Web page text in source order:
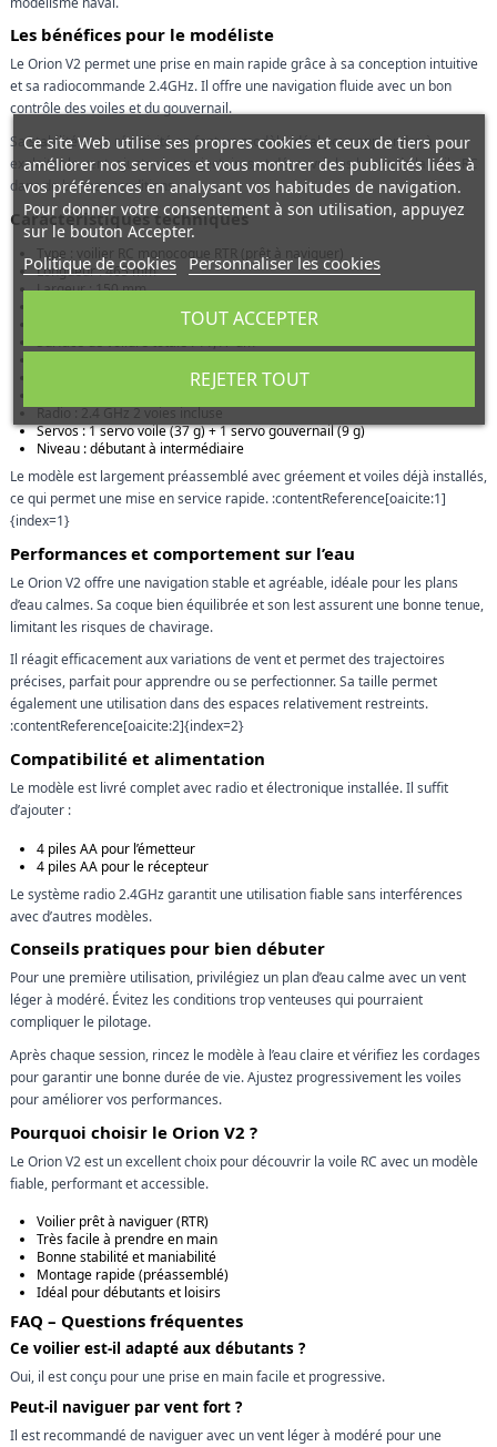
Les bénéfices pour le modéliste
Le Orion V2 permet une prise en main rapide grâce à sa conception intuitive
et sa radiocommande 2.4GHz. Il offre une navigation fluide avec un bon
contrôle des voiles et du gouvernail.
Sa stabilité et sa réactivité en font un modèle idéal pour apprendre à
exploiter le vent, ajuster les trajectoires et découvrir les bases de la voile RC
dans de bonnes conditions.
Caractéristiques techniques
Type : voilier RC monocoque RTR (prêt à naviguer)
Longueur : 465 mm
Largeur : 150 mm
Surface de voilure totale : 11,17 dm²
Mât et bômes : fibre de verre
Quille : lest en alliage de zinc
Radio : 2.4 GHz 2 voies incluse
Servos : 1 servo voile (37 g) + 1 servo gouvernail (9 g)
Niveau : débutant à intermédiaire
Le modèle est largement préassemblé avec gréement et voiles déjà installés,
ce qui permet une mise en service rapide. :contentReference[oaicite:1]
{index=1}
Performances et comportement sur l’eau
Le Orion V2 offre une navigation stable et agréable, idéale pour les plans
d’eau calmes. Sa coque bien équilibrée et son lest assurent une bonne tenue,
limitant les risques de chavirage.
Il réagit efficacement aux variations de vent et permet des trajectoires
précises, parfait pour apprendre ou se perfectionner. Sa taille permet
également une utilisation dans des espaces relativement restreints.
:contentReference[oaicite:2]{index=2}
Compatibilité et alimentation
Le modèle est livré complet avec radio et électronique installée. Il suffit
d’ajouter :
4 piles AA pour l’émetteur
4 piles AA pour le récepteur
Le système radio 2.4GHz garantit une utilisation fiable sans interférences
avec d’autres modèles.
Conseils pratiques pour bien débuter
Pour une première utilisation, privilégiez un plan d’eau calme avec un vent
léger à modéré. Évitez les conditions trop venteuses qui pourraient
compliquer le pilotage.
Après chaque session, rincez le modèle à l’eau claire et vérifiez les cordages
pour garantir une bonne durée de vie. Ajustez progressivement les voiles
pour améliorer vos performances.
Pourquoi choisir le Orion V2 ?
Le Orion V2 est un excellent choix pour découvrir la voile RC avec un modèle
fiable, performant et accessible.
Voilier prêt à naviguer (RTR)
Très facile à prendre en main
Bonne stabilité et maniabilité
Montage rapide (préassemblé)
Idéal pour débutants et loisirs
FAQ – Questions fréquentes
Ce voilier est-il adapté aux débutants ?
Oui, il est conçu pour une prise en main facile et progressive.
Peut-il naviguer par vent fort ?
Il est recommandé de naviguer avec un vent léger à modéré pour une
Ce site Web utilise ses propres cookies et ceux de tiers pour
améliorer nos services et vous montrer des publicités liées à
vos préférences en analysant vos habitudes de navigation.
Pour donner votre consentement à son utilisation, appuyez
sur le bouton Accepter.
Politique de cookies Personnaliser les cookies
REJETER TOUT
TOUT ACCEPTER